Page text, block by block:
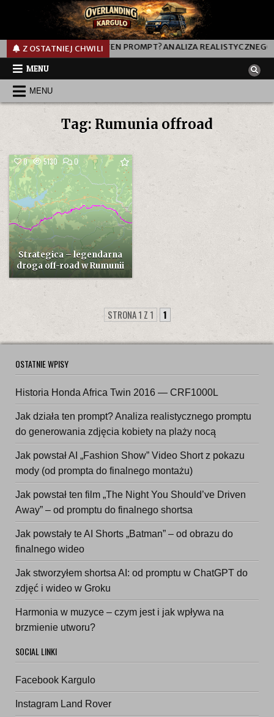
Z OSTATNIEJ CHWILI
JAK DZIAŁA TEN PROMPT? ANALIZA REALISTYCZNEGO
MENU
MENU
Tag: Rumunia offroad
0 5130 0COMMENT
ON
STRATEGICA
–
LEGENDARNA
DROGA
OFF-
ROAD
W
RUMUNII
Strategica – legendarna
droga off-road w Rumunii
STRONA 1 Z 1 1
OSTATNIE WPISY
Historia Honda Africa Twin 2016 — CRF1000L
Jak działa ten prompt? Analiza realistycznego promptu
do generowania zdjęcia kobiety na plaży nocą
Jak powstał AI „Fashion Show” Video Short z pokazu
mody (od prompta do finalnego montażu)
Jak powstał ten film „The Night You Should’ve Driven
Away” – od promptu do finalnego shortsa
Jak powstały te AI Shorts „Batman” – od obrazu do
finalnego wideo
Jak stworzyłem shortsa AI: od promptu w ChatGPT do
zdjęć i wideo w Groku
Harmonia w muzyce – czym jest i jak wpływa na
brzmienie utworu?
SOCIAL LINKI
Facebook Kargulo
Instagram Land Rover